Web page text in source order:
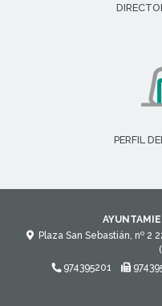
PERFIL
Plaza San Sebastián, nº 2
974395201